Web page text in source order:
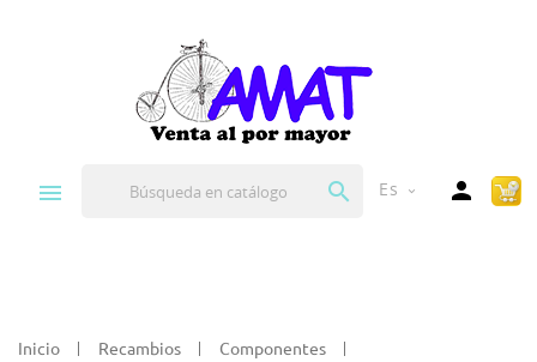
 Es expand_more 
Inicio Recambios
Componentes